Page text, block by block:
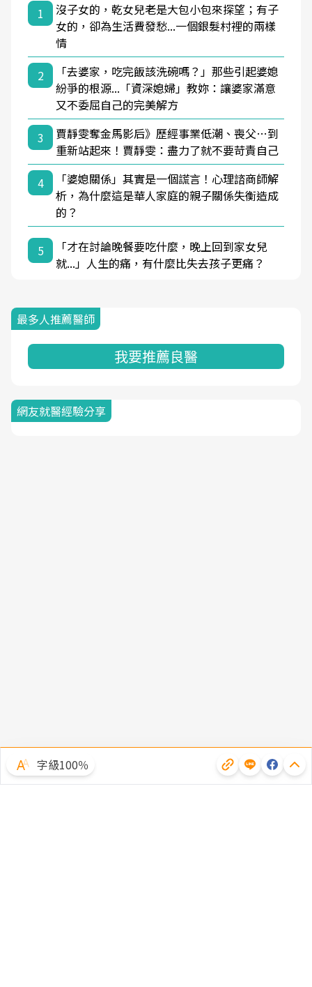
1
沒子女的，乾女兒老是大包小包來探望；有子
女的，卻為生活費發愁...一個銀髮村裡的兩樣
情
2
「去婆家，吃完飯該洗碗嗎？」那些引起婆媳
紛爭的根源...「資深媳婦」教妳：讓婆家滿意
又不委屈自己的完美解方
3
賈靜雯奪金馬影后》歷經事業低潮、喪父…到
重新站起來！賈靜雯：盡力了就不要苛責自己
4
「婆媳關係」其實是一個謊言！心理諮商師解
析，為什麼這是華人家庭的親子關係失衡造成
的？
5
「才在討論晚餐要吃什麼，晚上回到家女兒
就...」人生的痛，有什麼比失去孩子更痛？
最多人推薦醫師
我要推薦良醫
網友就醫經驗分享
字級100％